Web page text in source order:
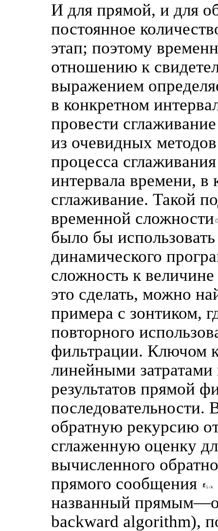
И для прямой, и для
постоянное
этап; поэтому
отношению к
выражением
в конкретном
провести
из очевидных
процесса
интервала времени,
сглаживание. Такой
временной сложности
было бы
динамического
сложность к
это сделать, можно
примера с зонтиком,
повторного
фильтрации. Ключом
линейными затратами
результатов прямой
обратную рекурсию
сглаженную оценку
вычисленного
прямого сообщения
названный
backward algorithm),